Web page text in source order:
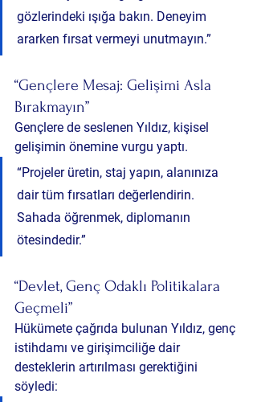
gözlerindeki ışığa bakın. Deneyim
ararken fırsat vermeyi unutmayın.”
“Gençlere Mesaj: Gelişimi Asla
Bırakmayın”
Gençlere de seslenen Yıldız, kişisel
gelişimin önemine vurgu yaptı.
“Projeler üretin, staj yapın, alanınıza
dair tüm fırsatları değerlendirin.
Sahada öğrenmek, diplomanın
ötesindedir.”
“Devlet, Genç Odaklı Politikalara
Geçmeli”
Hükümete çağrıda bulunan Yıldız, genç
istihdamı ve girişimciliğe dair
desteklerin artırılması gerektiğini
söyledi: